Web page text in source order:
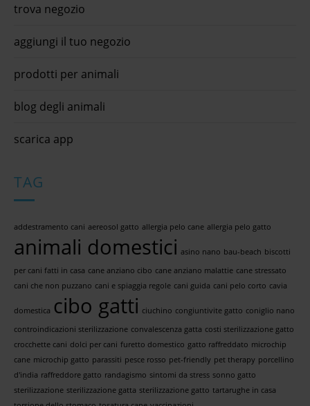
trova negozio
aggiungi il tuo negozio
prodotti per animali
blog degli animali
scarica app
TAG
addestramento cani aereosol gatto allergia pelo cane allergia pelo gatto
animali domestici asino nano bau-beach biscotti
per cani fatti in casa cane anziano cibo cane anziano malattie cane stressato
cani che non puzzano cani e spiaggia regole cani guida cani pelo corto cavia
domestica cibo gatti ciuchino congiuntivite gatto coniglio nano
controindicazioni sterilizzazione convalescenza gatta costi sterilizzazione gatto
crocchette cani dolci per cani furetto domestico gatto raffreddato microchip
cane microchip gatto parassiti pesce rosso pet-friendly pet therapy porcellino
d'india raffreddore gatto randagismo sintomi da stress sonno gatto
sterilizzazione sterilizzazione gatta sterilizzazione gatto tartarughe in casa